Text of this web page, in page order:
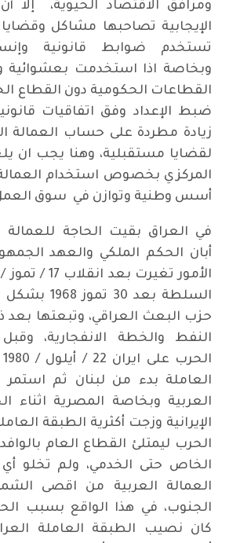
ومرافق الاقتصاد الحيوية، إلا
الإيجابية تصاحبها مشاكل
تستخدم ضوابط قانونية
وبخاصة اذا استخدمت بعشوائية
القطاعات الحكومية دون القطاع
ضبط الإعداد وفق اتفاقيات
زيادة مطردة على حساب العمالة
لقضايا مستقبلية، وهنا يجب ان
المركزي بخصوص استخدام العمالة
أسس وطنية وتوازن في سوق
في العراق بقيت الحاجة للعمالة
أبان الحكم الملكي والعهد
السلطة بعد
حزب البعث العراقي، وتبعتها بعد
النفط والخطة الانفجارية،
العاملة بدء من لبنان ثم استمر
العربية وبخاصة المصرية اثناء
الإيرانية وزجت أكثرية الطبقة
الحرب ليمتلئ القطاع العام
الخاص حتى الخدمي، ولم تخلو
العمالة العربية من اقصى
الجنوب، في هذا الواقع بسبب
كان نصيب الطبقة العاملة